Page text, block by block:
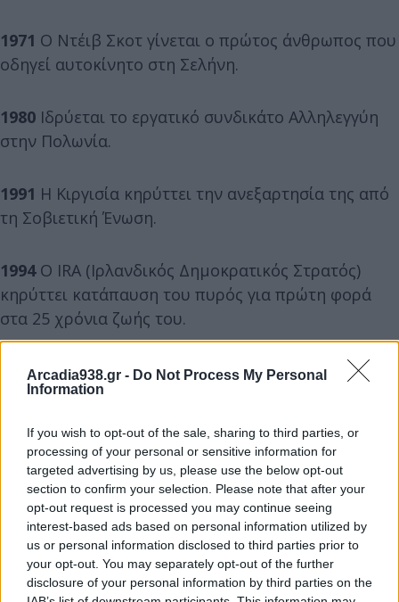
Arcadia938.gr - Do Not Process My Personal
Information
If you wish to opt-out of the sale, sharing to third parties, or
processing of your personal or sensitive information for
targeted advertising by us, please use the below opt-out
section to confirm your selection. Please note that after your
opt-out request is processed you may continue seeing
interest-based ads based on personal information utilized by
us or personal information disclosed to third parties prior to
your opt-out. You may separately opt-out of the further
disclosure of your personal information by third parties on the
1971 Ο Ντέιβ Σκοτ γίνεται ο πρώτος άνθρωπος που
οδηγεί αυτοκίνητο στη Σελήνη.
1980 Ιδρύεται το εργατικό συνδικάτο Αλληλεγγύη
στην Πολωνία.
1991 Η Κιργισία κηρύττει την ανεξαρτησία της από
τη Σοβιετική Ένωση.
1994 Ο ΙRA (Ιρλανδικός Δημοκρατικός Στρατός)
κηρύττει κατάπαυση του πυρός για πρώτη φορά
στα 25 χρόνια ζωής του.
1994Αποσύρονται από τη Γερμανία, έπειτα από 50
χρόνια, τα τελευταία ρωσικά στρατεύματα.
1999Από συντριβή αεροσκάφους Μπόινγκ στο
Μπουένος Άιρες της Αργεντινής, σκοτώνονται 80
από τους 103 επιβάτες (η χειρότερη αεροπορική
τραγωδία στην ιστορία της Αργεντινής).
1999Ο νεότερος γκραντ μάστερ στο σκάκι στον
κόσμο γίνεται ο Βρετανός Ντέιβιντ Χάουελ, 8, που